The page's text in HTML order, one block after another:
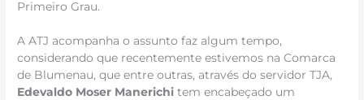
Primeiro Grau.
A ATJ acompanha o assunto faz algum tempo,
considerando que recentemente estivemos na Comarca
de Blumenau, que entre outras, através do servidor TJA,
Edevaldo Moser Manerichi tem encabeçado um